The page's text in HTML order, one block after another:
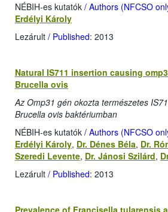
NÉBIH-es kutatók / Authors (NFCSO
Erdélyi Károly
Lezárult / Published: 2013
Natural IS711 insertion causing
Brucella ovis
Az Omp31 gén okozta természetes
Brucella ovis baktériumban
NÉBIH-es kutatók / Authors (NFCSO
Erdélyi Károly, Dr. Dénes Béla, Dr.
Szeredi Levente, Dr. Jánosi Szilárd,
Lezárult / Published: 2013